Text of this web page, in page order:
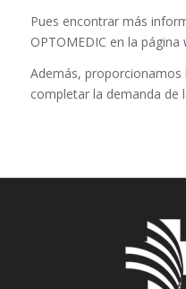
Pues encontrar más
OPTOMEDIC en la página
Además, proporcionamos
completar la demanda de